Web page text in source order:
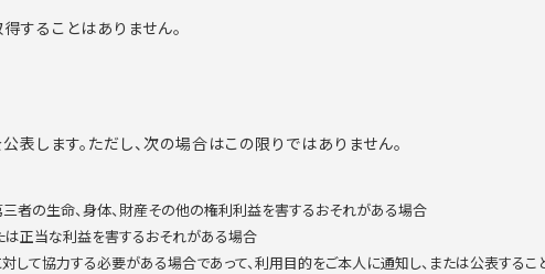
することはありません。
します。ただし、次の場合はこの限りではありません。
者の生命、身体、財産その他の権利利益を害するおそれがある場合
は正当な利益を害するおそれがある場合
て協力する必要がある場合であって、利用目的をご本人に通知し、または公表する